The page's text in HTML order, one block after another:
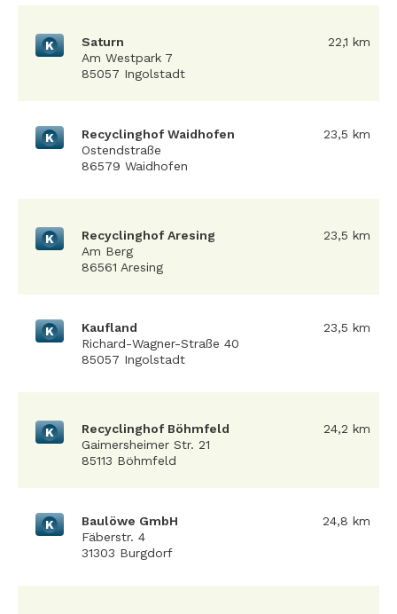
K
Saturn
Am Westpark 7
85057 Ingolstadt
22,1 km
K
Recyclinghof Waidhofen
Ostendstraße
86579 Waidhofen
23,5 km
K
Recyclinghof Aresing
Am Berg
86561 Aresing
23,5 km
K
Kaufland
Richard-Wagner-Straße 40
85057 Ingolstadt
23,5 km
K
Recyclinghof Böhmfeld
Gaimersheimer Str. 21
85113 Böhmfeld
24,2 km
K
Baulöwe GmbH
Fäberstr. 4
31303 Burgdorf
24,8 km